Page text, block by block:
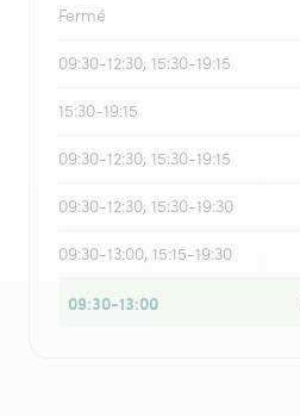
Fermé
09:30-12:30, 15:30-19:15
15:30-19:15
09:30-12:30, 15:30-19:15
09:30-12:30, 15:30-19:30
09:30-13:00, 15:15-19:30
09:30-13:00